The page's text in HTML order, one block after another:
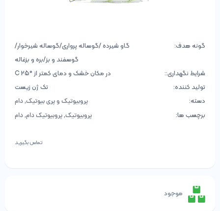
گونه هدف:
گاو شیرده /گوساله پرواری/گوساله شیرخوار/
گوسفند و بز/بره و بزغاله
شرایط نگهداری::
در مکان خشک و دمای کمتر از °C 25
تولید کننده:
تک ژن زیست
دسته:
پروبیوتیک و پری بیوتیک,دام
برچسب ها:
پروبیوتیک,پروبیوتیک دام,دام
تماس بگیرید
موجود